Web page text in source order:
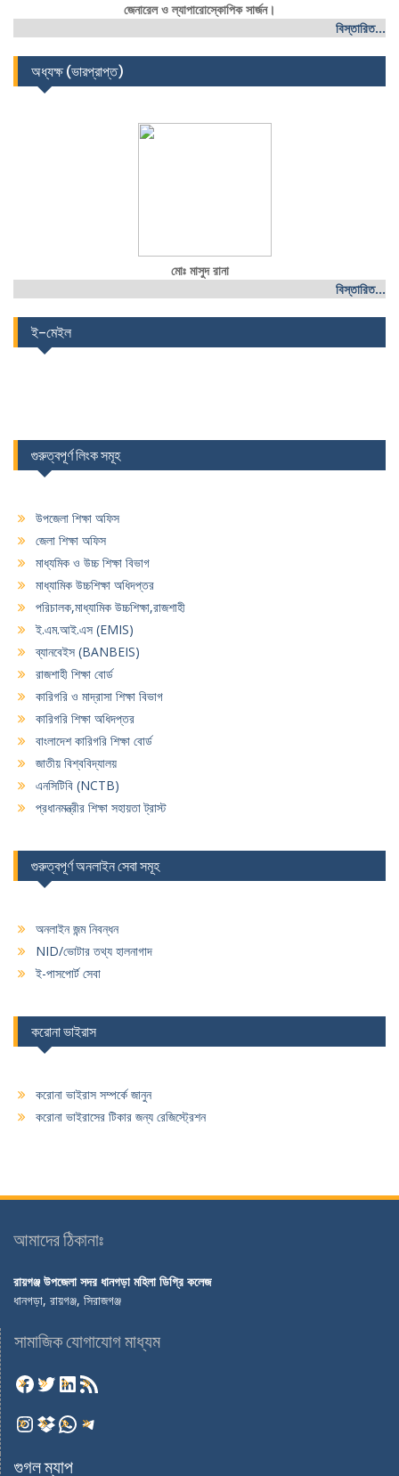
জেনারেল ও ল্যাপারোস্কোপিক সার্জন।
বিস্তারিত...
অধ্যক্ষ (ভারপ্রাপ্ত)
মোঃ মাসুদ রানা
বিস্তারিত...
ই-মেইল
গুরুত্বপূর্ণ লিংক সমূহ
উপজেলা শিক্ষা অফিস
জেলা শিক্ষা অফিস
মাধ্যমিক ও উচ্চ শিক্ষা বিভাগ
মাধ্যামিক উচ্চশিক্ষা অধিদপ্তর
পরিচালক,মাধ্যামিক উচ্চশিক্ষা,রাজশাহী
ই.এম.আই.এস (EMIS)
ব্যানবেইস (BANBEIS)
রাজশাহী শিক্ষা বোর্ড
কারিগরি ও মাদ্রাসা শিক্ষা বিভাগ
কারিগরি শিক্ষা অধিদপ্তর
বাংলাদেশ কারিগরি শিক্ষা বোর্ড
জাতীয় বিশ্ববিদ্যালয়
এনসিটিবি (NCTB)
প্রধানমন্ত্রীর শিক্ষা সহায়তা ট্রাস্ট
গুরুত্বপূর্ণ অনলাইন সেবা সমূহ
অনলাইন জন্ম নিবন্ধন
NID/ভোটার তথ্য হালনাগাদ
ই-পাসপোর্ট সেবা
করোনা ভাইরাস
করোনা ভাইরাস সম্পর্কে জানুন
করোনা ভাইরাসের টিকার জন্য রেজিস্ট্রেশন
আমাদের ঠিকানাঃ
রায়গঞ্জ উপজেলা সদর ধানগড়া মহিলা ডিগ্রি কলেজ
ধানগড়া, রায়গঞ্জ, সিরাজগঞ্জ
সামাজিক যোগাযোগ মাধ্যম
গুগল ম্যাপ